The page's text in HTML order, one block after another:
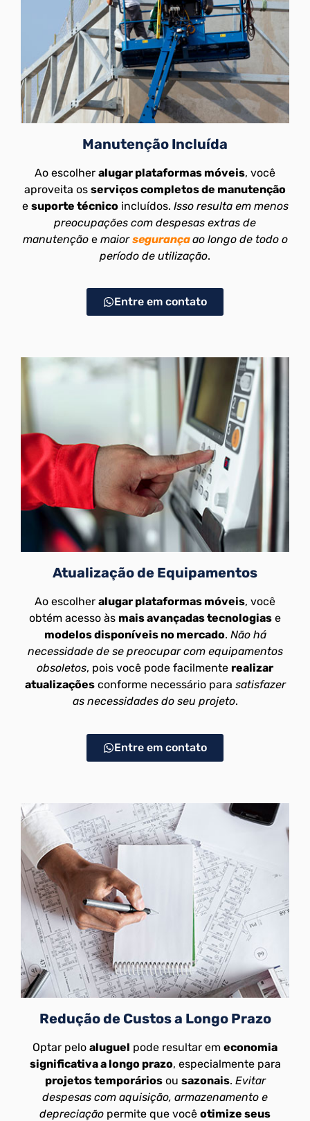
Manutenção Incluída
Ao escolher alugar plataformas móveis, você
aproveita os serviços completos de manutenção
e suporte técnicoincluídos. Isso resulta em menos
preocupações com despesas extras de
manutençãoe maiorsegurançaao longo de todo o
período de utilização.
Entre em contato
Atualização de Equipamentos
Ao escolher alugar plataformas móveis, você
obtém acesso às mais avançadas tecnologias e
modelos disponíveis no mercado. Não há
necessidade de se preocupar com equipamentos
obsoletos, pois você pode facilmente realizar
atualizaçõesconforme necessário para satisfazer
as necessidades do seu projeto.
Entre em contato
Redução de Custos a Longo Prazo
Optar pelo aluguel pode resultar em economia
significativa a longo prazo, especialmente para
projetos temporáriosou sazonais. Evitar
despesas com aquisição, armazenamento e
depreciação permite que você otimize seus